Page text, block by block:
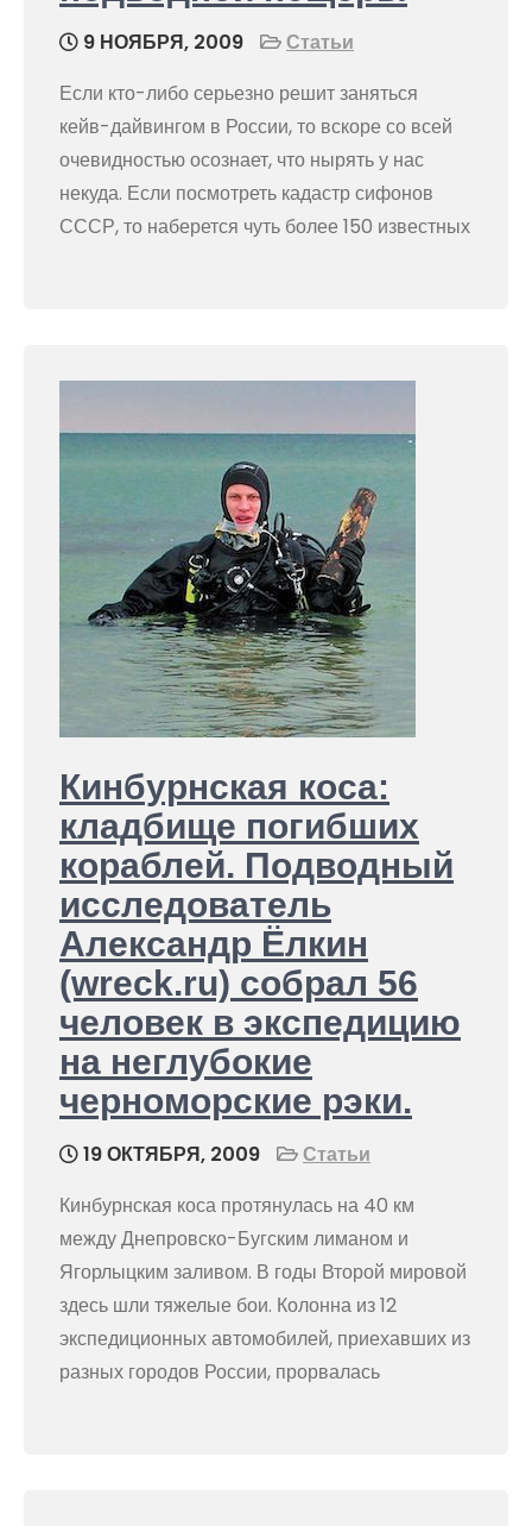
9 НОЯБРЯ, 2009
Статьи
Если кто-либо серьезно решит заняться
кейв-дайвингом в России, то вскоре со всей
очевидностью осознает, что нырять у нас
некуда. Если посмотреть кадастр сифонов
СССР, то наберется чуть более 150 известных
Кинбурнская коса:
кладбище погибших
кораблей. Подводный
исследователь
Александр Ёлкин
(wreck.ru) собрал 56
человек в экспедицию
на неглубокие
черноморские рэки.
19 ОКТЯБРЯ, 2009
Статьи
Кинбурнская коса протянулась на 40 км
между Днепровско-Бугским лиманом и
Ягорлыцким заливом. В годы Второй мировой
здесь шли тяжелые бои. Колонна из 12
экспедиционных автомобилей, приехавших из
разных городов России, прорвалась